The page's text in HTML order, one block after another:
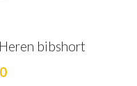
bibshort